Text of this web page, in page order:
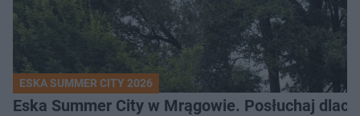
ESKA SUMMER CITY 2026
Eska Summer City w Mrągowie. Posłuchaj